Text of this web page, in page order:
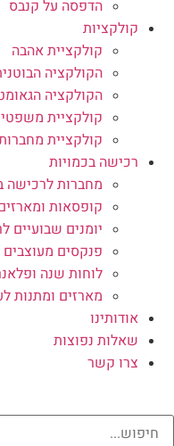
הדפסה על קנבס
קולקציות
קולקציית אהבה
הקולקציה
הקולקציה
קולקציית
קולקציית
רכישה בכמויות
מחברות לרכישה
קופסאות
יומנים שבועיים
פנקסים
לוחות שנה
מארזים ומתנות
אודותינו
שאלות נפוצות
צרו קשר